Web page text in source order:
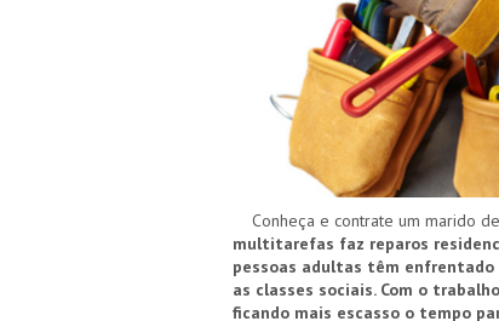
Conheça e contrate um marido
multitarefas faz reparos
pessoas adultas têm enfrentado
as classes sociais. Com o
ficando mais escasso o tempo